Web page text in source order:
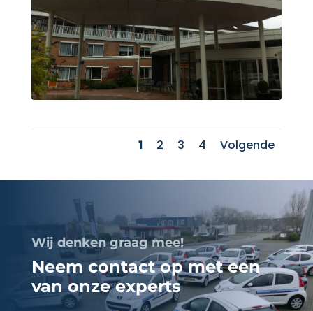
1 2 3 4 Volgende
Wij denken graag mee!
Neem contact op met een
van onze experts